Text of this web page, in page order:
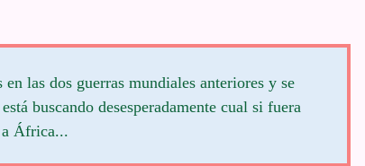
las dos guerras mundiales anteriores y se
buscando desesperadamente cual si fuera
a África...